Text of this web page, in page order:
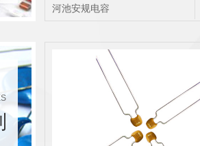
河池安规电容